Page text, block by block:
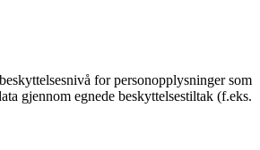
for personopplysninger som
gjennom egnede beskyttelsestiltak (f.eks.